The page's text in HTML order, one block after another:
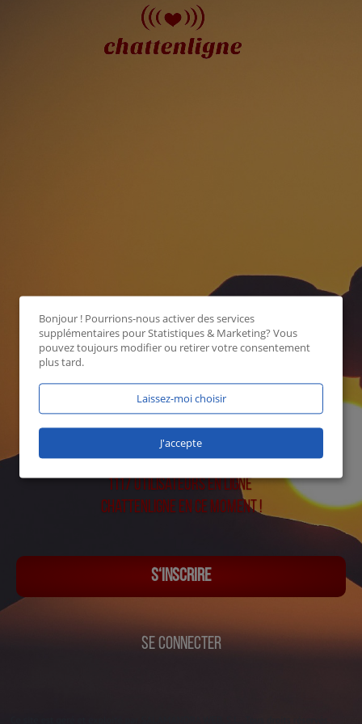
1117 utilisateurs en ligne
Chattenligne en ce moment !
S‘INSCRIRE
SE CONNECTER
Bonjour ! Pourrions-nous activer des services
supplémentaires pourStatistiques & Marketing? Vous
pouvez toujours modifier ou retirer votre consentement
plus tard.
Laissez-moi choisir
J'accepte